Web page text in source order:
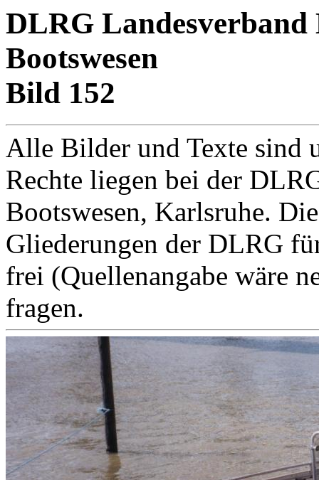
DLRG Landesverband
Bootswesen
Bild 152
Alle Bilder und Texte sind
Rechte liegen bei der
Bootswesen, Karlsruhe.
Gliederungen der DLRG
frei (Quellenangabe wäre
fragen.